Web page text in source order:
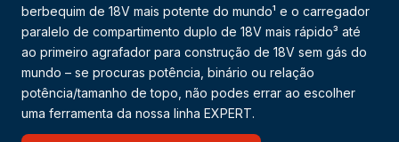
berbequim de 18V mais potente do mundo¹ e o carregador
paralelo de compartimento duplo de 18V mais rápido³ até
ao primeiro agrafador para construção de 18V sem gás do
mundo – se procuras potência, binário ou relação
potência/tamanho de topo, não podes errar ao escolher
uma ferramenta da nossa linha EXPERT.